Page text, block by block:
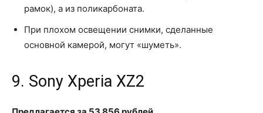
рамок), а из поликарбоната.
При плохом освещении снимки, сделанные
основной камерой, могут «шуметь».
9. Sony Xperia XZ2